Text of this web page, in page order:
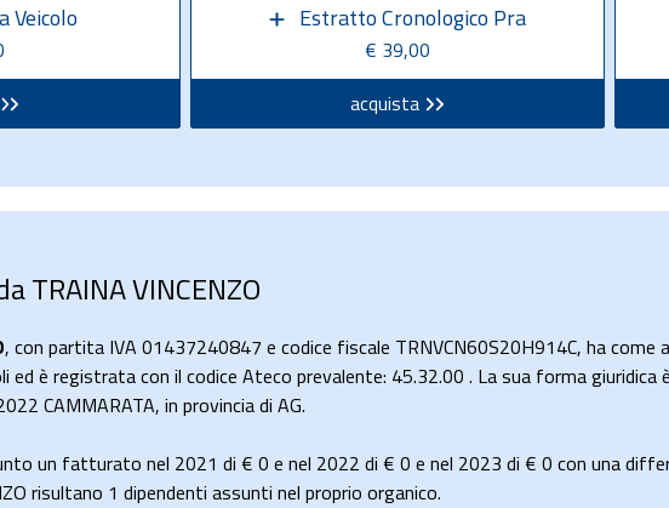
Veicolo Estratto Cronologico Pra
€ 39,00
acquista
TRAINA VINCENZO
, con partita IVA 01437240847 e codice fiscale TRNVCN60S20H914C, ha
ed è registrata con il codice Ateco prevalente: 45.32.00 . La sua forma giuridica
CAMMARATA, in provincia di AG.
un fatturato nel 2021 di € 0 e nel 2022 di € 0 e nel 2023 di € 0 con una
risultano 1 dipendenti assunti nel proprio organico.